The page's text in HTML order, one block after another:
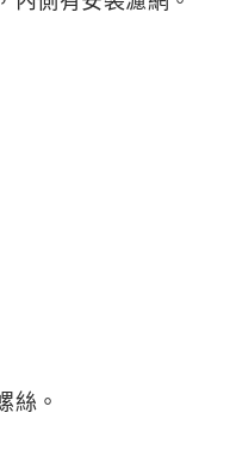
絲。